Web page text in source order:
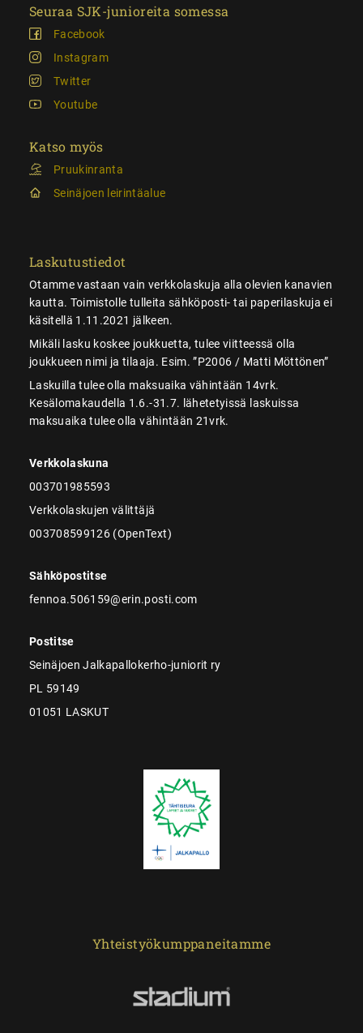
Seuraa SJK-junioreita somessa
Facebook
Instagram
Twitter
Youtube
Katso myös
Pruukinranta
Seinäjoen leirintäalue
Laskutustiedot
Otamme vastaan vain verkkolaskuja alla olevien kanavien
kautta. Toimistolle tulleita sähköposti- tai paperilaskuja ei
käsitellä 1.11.2021 jälkeen.
Mikäli lasku koskee joukkuetta, tulee viitteessä olla
joukkueen nimi ja tilaaja. Esim. ”P2006 / Matti Möttönen”
Laskuilla tulee olla maksuaika vähintään 14vrk.
Kesälomakaudella 1.6.-31.7. lähetetyissä laskuissa
maksuaika tulee olla vähintään 21vrk.
Verkkolaskuna
003701985593
Verkkolaskujen välittäjä
003708599126 (OpenText)
Sähköpostitse
fennoa.506159@erin.posti.com
Postitse
Seinäjoen Jalkapallokerho-juniorit ry
PL 59149
01051 LASKUT
Yhteistyökumppaneitamme